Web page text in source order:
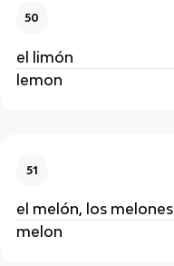
50
el limón
lemon
51
el melón, los melones
melon